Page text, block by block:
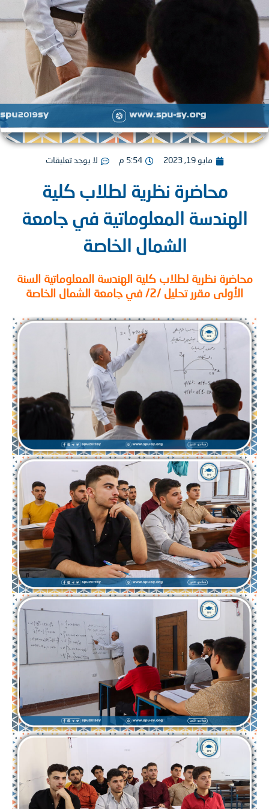
مايو 19, 2023 5:54 م لا يوجد تعليقات
محاضرة نظرية لطلاب كلية
المعلوماتية في جامعة
الشمال الخاصة
نظرية لطلاب كلية الهندسة المعلوماتية السنة
الأولى مقرر تحليل /2/ في جامعة الشمال الخاصة